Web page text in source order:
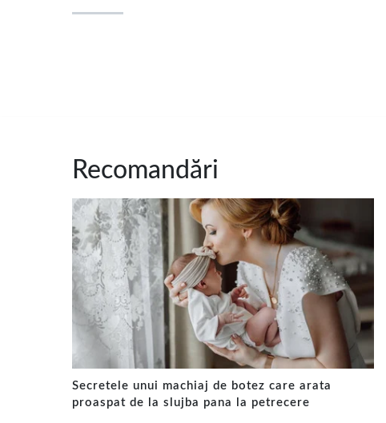
Recomandări
Secretele unui machiaj de botez care arata
proaspat de la slujba pana la petrecere